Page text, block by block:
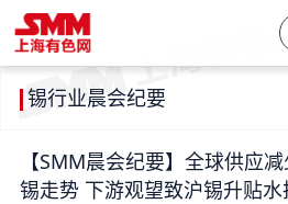
锡行业晨会纪要
【SMM晨会纪要】全球供应
锡走势 下游观望致沪锡升贴